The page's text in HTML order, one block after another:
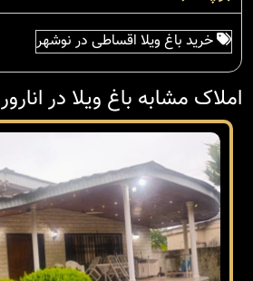
خرید باغ ویلا اقساطی در نوشهر
املاک مشابه باغ ویلا در انارور